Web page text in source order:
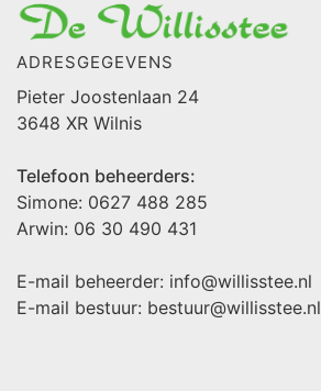
ADRESGEGEVENS
Pieter Joostenlaan 24
3648 XR Wilnis
Telefoon beheerders:
Simone: 0627 488 285
Arwin: 06 30 490 431
E-mail beheerder: info@willisstee.nl
E-mail bestuur: bestuur@willisstee.nl